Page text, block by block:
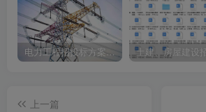
电力工程招投标方案模板
上一篇